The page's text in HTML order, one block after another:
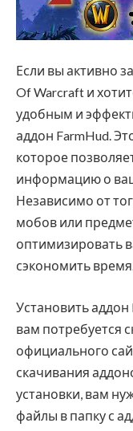
Если вы активно
Of Warcraft и
удобным и
аддон FarmHud.
которое
информацию о
Независимо от
мобов или
оптимизировать
сэкономить
Установить аддон
вам потребуется
официального
скачивания
установки, вам
файлы в папку с